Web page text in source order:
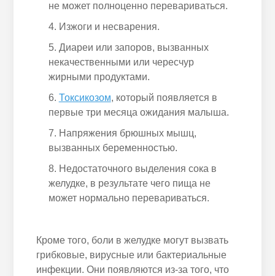
не может полноценно перевариваться.
Изжоги и несварения.
Диареи или запоров, вызванных
некачественными или чересчур
жирными продуктами.
Токсикозом, который появляется в
первые три месяца ожидания малыша.
Напряжения брюшных мышц,
вызванных беременностью.
Недостаточного выделения сока в
желудке, в результате чего пища не
может нормально перевариваться.
Кроме того, боли в желудке могут вызвать
грибковые, вирусные или бактериальные
инфекции. Они появляются из-за того, что